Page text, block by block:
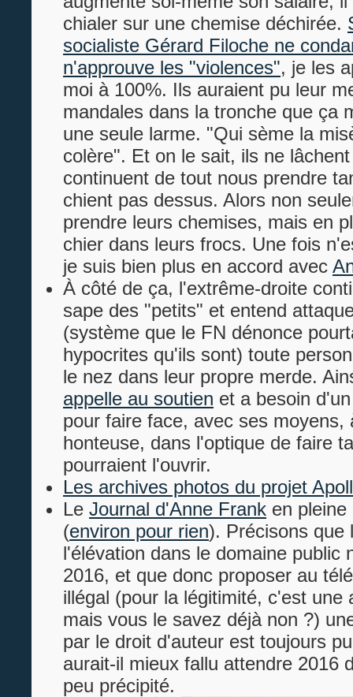
chialer sur une chemise déchirée.
socialiste Gérard Filoche ne
n'approuve les "violences", je les
moi à 100%. Ils auraient pu leur
mandales dans la tronche que ça
une seule larme. "Qui sème la
colère". Et on le sait, ils ne
continuent de tout nous prendre
chient pas dessus. Alors non
prendre leurs chemises, mais en
chier dans leurs frocs. Une fois
je suis bien plus en accord avec
À côté de ça, l'extrême-droite
sape des "petits" et entend
(système que le FN dénonce
hypocrites qu'ils sont) toute
le nez dans leur propre merde.
appelle au soutien et a besoin
pour faire face, avec ses moyens,
honteuse, dans l'optique de faire
pourraient l'ouvrir.
Les archives photos du projet
Le Journal d'Anne Frank en pleine
(environ pour rien). Précisons que
l'élévation dans le domaine public
2016, et que donc proposer au
illégal (pour la légitimité, c'est une
mais vous le savez déjà non ?)
par le droit d'auteur est toujours
aurait-il mieux fallu attendre 2016
peu précipité.